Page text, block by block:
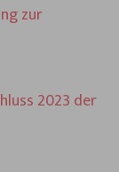
zur
2023 der